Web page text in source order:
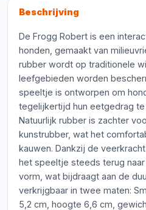
Beschrijving
De Frogg Robert is een
honden, gemaakt van
rubber wordt op traditionele
leefgebieden worden
speeltje is ontworpen om
tegelijkertijd hun eetgedrag te
Natuurlijk rubber is zachter
kunstrubber, wat het
kauwen. Dankzij de
het speeltje steeds terug
vorm, wat bijdraagt aan de
verkrijgbaar in twee maten:
5,2 cm, hoogte 6,6 cm,